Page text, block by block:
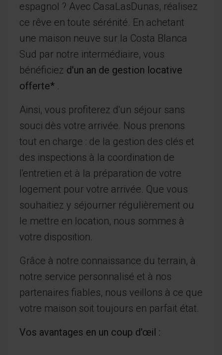
espagnol ? Avec CasaLasDunas, réalisez
ce rêve en toute sérénité. En achetant
une maison neuve sur la Costa Blanca
Sud par notre intermédiaire, vous
bénéficiez d'un an de gestion locative
offerte* .
Ainsi, vous profiterez d'un séjour sans
souci dès votre arrivée. Nous prenons
tout en charge : de la gestion des clés et
des inspections à la coordination de
l'entretien et à la préparation de votre
logement pour votre arrivée. Que vous
souhaitiez y séjourner régulièrement ou
le mettre en location, nous sommes à
votre disposition.
Grâce à notre connaissance du terrain, à
notre service personnalisé et à nos
partenaires fiables, nous veillons à ce que
votre maison soit toujours en parfait état.
Vos avantages en un coup d'œil :